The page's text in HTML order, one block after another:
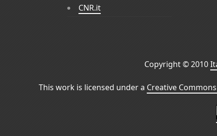
CNR.it
Copyright © 2010
This work is licensed under a Creative